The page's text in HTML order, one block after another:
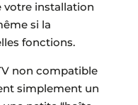
votre installation
si la
fonctions.
non compatible
simplement un